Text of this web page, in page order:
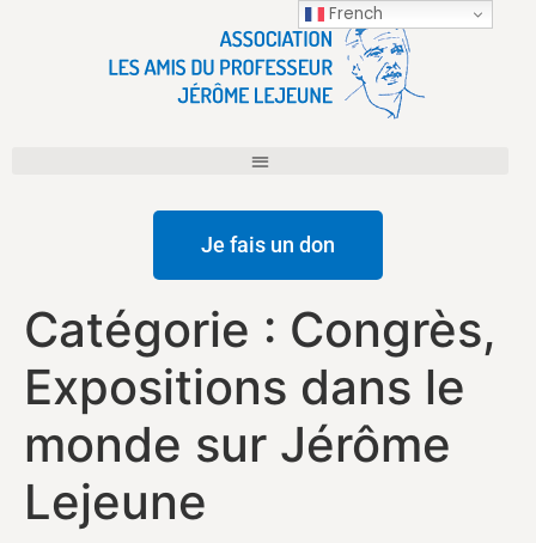
Je fais un don
Catégorie : Congrès,
Expositions dans le
monde sur Jérôme
Lejeune
French